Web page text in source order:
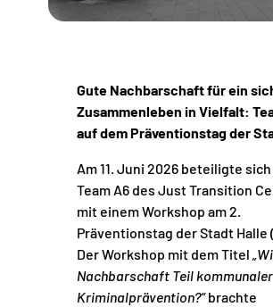
Gute Nachbarschaft für ein
Zusammenleben in Vielfalt:
auf dem Präventionstag der
Am 11. Juni 2026 beteiligte sich
Team A6 des Just Transition
mit einem Workshop am 2.
Präventionstag der Stadt Halle
Der Workshop mit dem Titel
Nachbarschaft Teil kommunaler
Kriminalprävention?“brachte